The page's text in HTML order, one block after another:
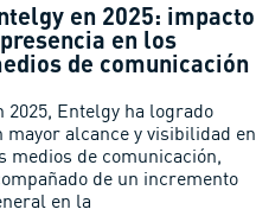
en 2025: impacto
en los
de comunicación
2025, Entelgy ha logrado
mayor alcance y visibilidad en
medios de comunicación,
de un incremento
en la